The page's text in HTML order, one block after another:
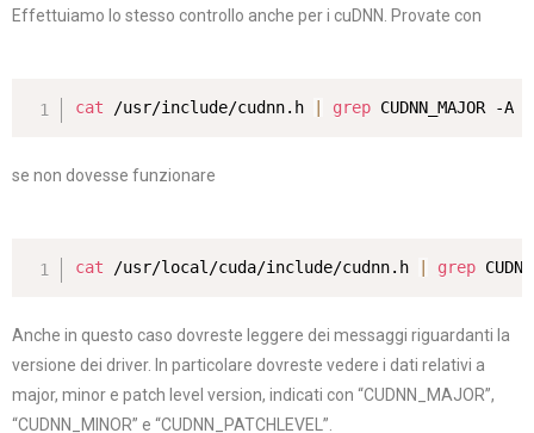
Effettuiamo lo stesso controllo anche per i cuDNN. Provate con
cat /usr/include/cudnn.h grep CUDNN_MAJOR -A
se non dovesse funzionare
cat /usr/local/cuda/include/cudnn.h grep
Anche in questo caso dovreste leggere dei messaggi riguardanti la
versione dei driver. In particolare dovreste vedere i dati relativi a
major, minor e patch level version, indicati con “CUDNN_MAJOR”,
“CUDNN_MINOR” e “CUDNN_PATCHLEVEL”.